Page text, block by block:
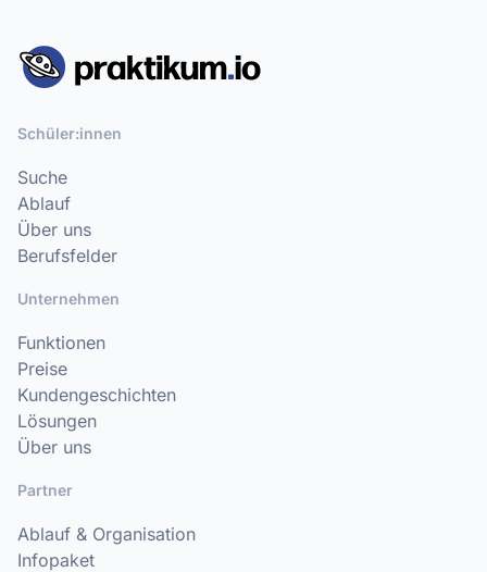
Schüler:innen
Suche
Ablauf
Über uns
Berufsfelder
Unternehmen
Funktionen
Preise
Kundengeschichten
Lösungen
Über uns
Partner
Ablauf & Organisation
Infopaket